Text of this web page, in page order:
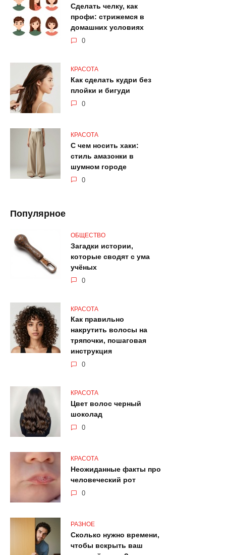
Сделать челку, как
профи: стрижемся в
домашних условиях
0
КРАСОТА
Как сделать кудри без
плойки и бигуди
0
КРАСОТА
С чем носить хаки:
стиль амазонки в
шумном городе
0
Популярное
ОБЩЕСТВО
Загадки истории,
которые сводят с ума
учёных
0
КРАСОТА
Как правильно
накрутить волосы на
тряпочки, пошаговая
инструкция
0
КРАСОТА
Цвет волос черный
шоколад
0
КРАСОТА
Неожиданные факты про
человеческий рот
0
РАЗНОЕ
Сколько нужно времени,
чтобы вскрыть ваш